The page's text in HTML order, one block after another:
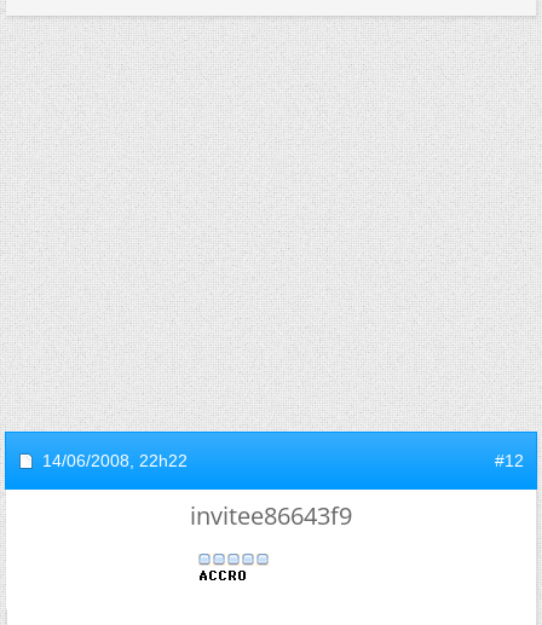
14/06/2008, 22h22 #12
invitee86643f9